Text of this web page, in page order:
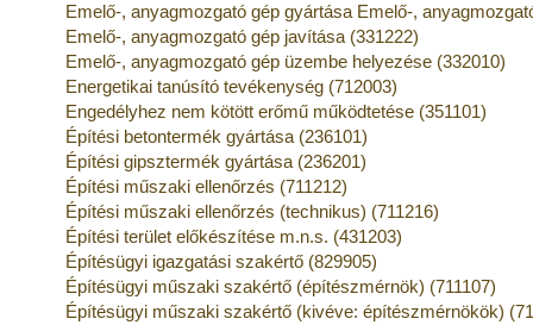
Emelő-, anyagmozgató gép gyártása Emelő-,
Emelő-, anyagmozgató gép javítása (331222)
Emelő-, anyagmozgató gép üzembe helyezése (332010)
Energetikai tanúsító tevékenység (712003)
Engedélyhez nem kötött erőmű működtetése (351101)
Építési betontermék gyártása (236101)
Építési gipsztermék gyártása (236201)
Építési műszaki ellenőrzés (711212)
Építési műszaki ellenőrzés (technikus) (711216)
Építési terület előkészítése m.n.s. (431203)
Építésügyi igazgatási szakértő (829905)
Építésügyi műszaki szakértő (építészmérnök) (711107)
Építésügyi műszaki szakértő (kivéve: építészmérnökök)